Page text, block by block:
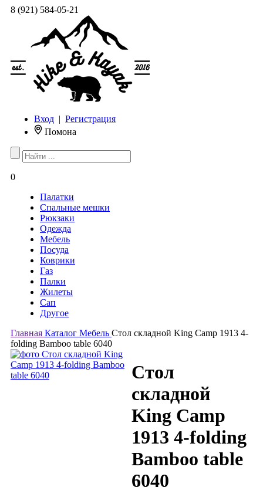
8 (921) 584-05-21
Вход | Регистрация
Помона
0
Палатки
Спальные мешки
Рюкзаки
Одежда
Мебель
Посуда
Коврики
Газ
Палки
Жилеты
Сап
Другое
Главная Каталог Мебель Стол складной King Camp 1913 4-
folding Bamboo table 6040
Стол
складной
King Camp
1913 4-folding
Bamboo table
6040